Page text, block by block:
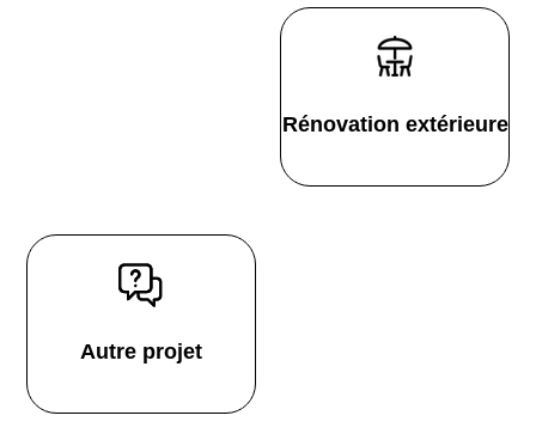
Rénovation extérieure
Autre projet